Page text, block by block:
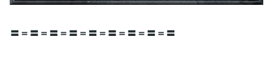
〓＝〓＝〓＝〓＝〓＝〓＝〓＝〓＝〓